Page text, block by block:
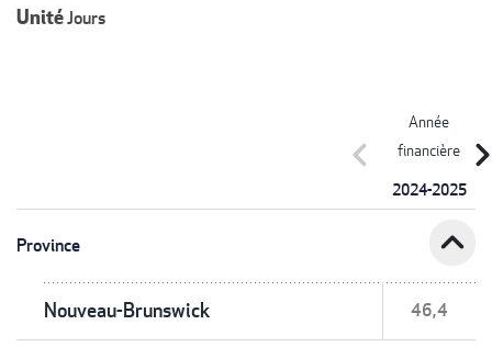
UnitéJours
Année
financière
2024-2025
chevron_left
Province expand_less
Nouveau-Brunswick 46,4